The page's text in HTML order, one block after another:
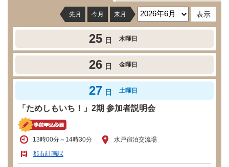
先月 今月 来月
25 日 木曜日
26 日 金曜日
27 日 土曜日
「ためしもいち！」2期 参加者説明会
13時00分～14時30分
水戸宿泊交流場
都市計画課